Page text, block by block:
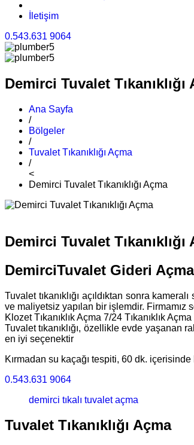
İletişim
0.543.631 9064
Demirci Tuvalet Tıkanıklığı
Ana Sayfa
/
Bölgeler
/
Tuvalet Tıkanıklığı Açma
/
<
Demirci Tuvalet Tıkanıklığı Açma
Demirci Tuvalet Tıkanıklığı
DemirciTuvalet Gideri
Tuvalet tıkanıklığı açıldıktan sonra
ve maliyetsiz yapılan bir işlemdir. Firmamız
Klozet Tıkanıklık Açma 7/24 Tıkanıklık
Tuvalet tıkanıklığı, özellikle evde yaşanan
en iyi seçenektir
Kırmadan su kaçağı tespiti, 60 dk. içerisinde
0.543.631 9064
demirci tıkalı tuvalet açma
Tuvalet Tıkanıklığı Açma